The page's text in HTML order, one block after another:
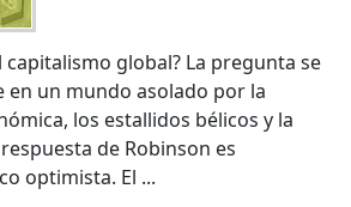
global? La pregunta se
en un mundo asolado por la
los estallidos bélicos y la
de Robinson es
optimista. El ...